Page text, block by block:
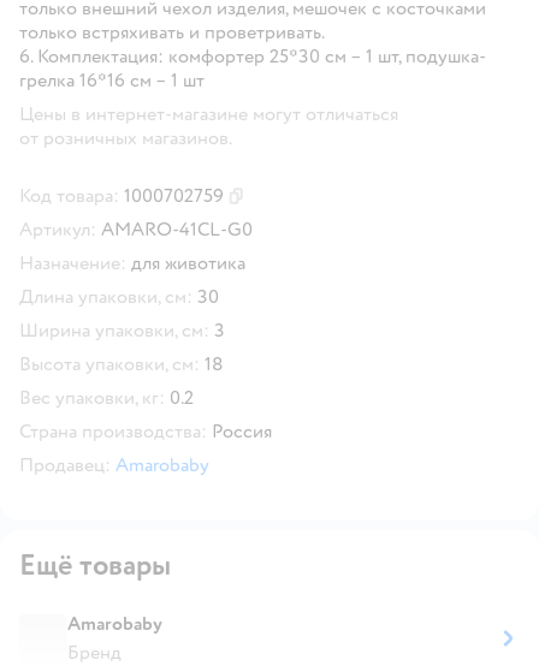
только внешний чехол изделия, мешочек с косточками
только встряхивать и проветривать.
6. Комплектация: комфортер 25*30 см – 1 шт, подушка-
грелка 16*16 см – 1 шт
Цены в интернет-магазине могут отличаться
от розничных магазинов.
Код товара: 1000702759
Артикул: AMARO-41CL-G0
Назначение: для животика
Длина упаковки, см: 30
Ширина упаковки, см: 3
Высота упаковки, см: 18
Вес упаковки, кг: 0.2
Страна производства: Россия
Продавец: Amarobaby
Ещё товары
Amarobaby
Бренд